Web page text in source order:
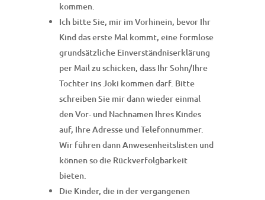
kommen.
Ich bitte Sie, mir im Vorhinein, bevor Ihr
Kind das erste Mal kommt, eine formlose
grundsätzliche Einverständniserklärung
per Mail zu schicken, dass Ihr Sohn/Ihre
Tochter ins Joki kommen darf. Bitte
schreiben Sie mir dann wieder einmal
den Vor- und Nachnamen Ihres Kindes
auf, Ihre Adresse und Telefonnummer.
Wir führen dann Anwesenheitslisten und
können so die Rückverfolgbarkeit
bieten.
Die Kinder, die in der vergangenen